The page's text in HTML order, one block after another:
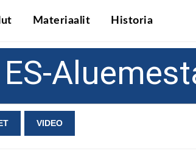
Materiaalit Historia
ES-
VIDEO